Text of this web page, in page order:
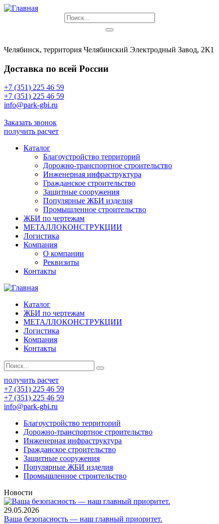
Челябинск, территория Челябинский Электродный Завод, 2К1
Доставка по всей России
+7 (351) 225 46 59
+7 (351) 225 46 59
info@park-gbi.ru
Заказать звонок
получить расчет
Каталог
Благоустройство территорий
Дорожно-транспортное строительство
Инженерная инфраструктура
Гражданское строительство
Защитные сооружения
Популярные ЖБИ изделия
Промышленное строительство
ЖБИ по чертежам
МЕТАЛЛОКОНСТРУКЦИИ
Логистика
Компания
О компании
Реквизиты
Контакты
Каталог
ЖБИ по чертежам
МЕТАЛЛОКОНСТРУКЦИИ
Логистика
Компания
Контакты
получить расчет
+7 (351) 225 46 59
+7 (351) 225 46 59
info@park-gbi.ru
Благоустройство территорий
Дорожно-транспортное строительство
Инженерная инфраструктура
Гражданское строительство
Защитные сооружения
Популярные ЖБИ изделия
Промышленное строительство
Новости
29.05.2026
Ваша безопасность — наш главный приоритет.